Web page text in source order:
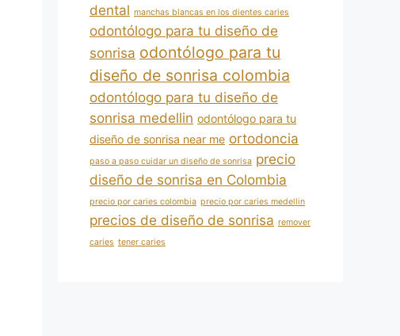
dental manchas blancas en los dientes caries
odontólogo para tu diseño de
sonrisa odontólogo para tu
diseño de sonrisa colombia
odontólogo para tu diseño de
sonrisa medellin odontólogo para tu
diseño de sonrisa near me ortodoncia
paso a paso cuidar un diseño de sonrisa precio
diseño de sonrisa en Colombia
precio por caries colombia precio por caries medellin
precios de diseño de sonrisa remover
caries tener caries